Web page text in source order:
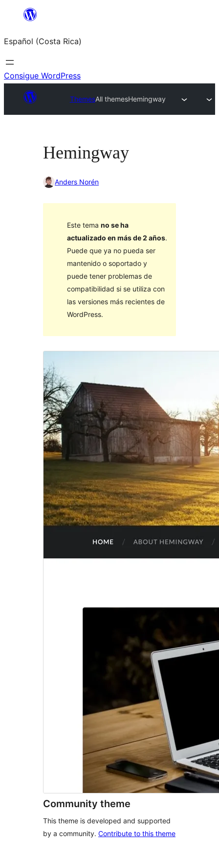
Saltar
contenido
Español (Costa Rica)
Consigue WordPress
ThemesAll themesHemingway
Hemingway
Anders Norén
Este tema no se ha
actualizado en más de 2 años.
Puede que ya no pueda ser
mantenido o soportado y
puede tener problemas de
compatibilidad si se utiliza con
las versiones más recientes de
WordPress.
Community theme
This theme is developed and supported
by a community. Contribute to this theme